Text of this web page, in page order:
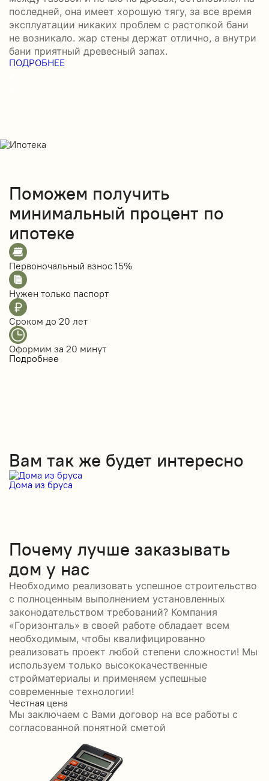
последней, она имеет хорошую тягу, за все время
эксплуатации никаких проблем с растопкой бани
не возникало. жар стены держат отлично, а внутри
бани приятный древесный запах.
ПОДРОБНЕЕ
Поможем получить
минимальный процент по
ипотеке
Первоночальный взнос 15%
Нужен только паспорт
Сроком до 20 лет
Оформим за 20 минут
Подробнее
Вам так же будет интересно
Дома из бруса
Почему лучше заказывать
дом у нас
Необходимо реализовать успешное строительство
с полноценным выполнением установленных
законодательством требований? Компания
«Горизонталь» в своей работе обладает всем
необходимым, чтобы квалифицированно
реализовать проект любой степени сложности! Мы
используем только высококачественные
стройматериалы и применяем успешные
современные технологии!
Честная цена
Мы заключаем с Вами договор на все работы с
согласованной понятной сметой